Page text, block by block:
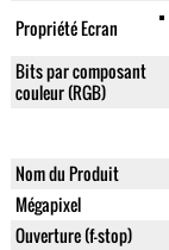
Propriété Ecran
Bits par composant
couleur (RGB)
Nom du Produit
Mégapixel
Ouverture (f-stop)